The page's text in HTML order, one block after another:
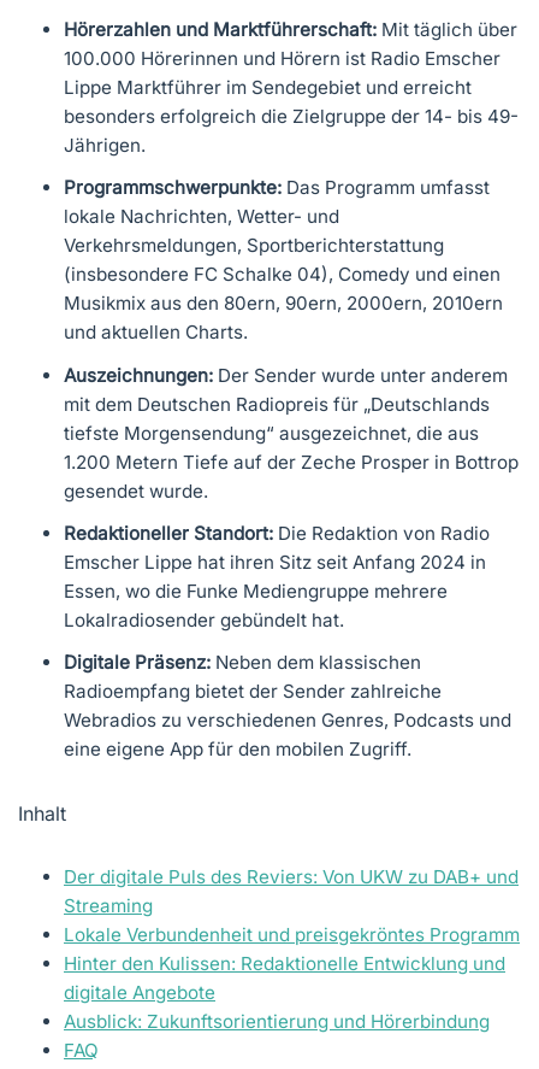
Hörerzahlen und Marktführerschaft: Mit täglich über
100.000 Hörerinnen und Hörern ist Radio Emscher
Lippe Marktführer im Sendegebiet und erreicht
besonders erfolgreich die Zielgruppe der 14- bis 49-
Jährigen.
Programmschwerpunkte: Das Programm umfasst
lokale Nachrichten, Wetter- und
Verkehrsmeldungen, Sportberichterstattung
(insbesondere FC Schalke 04), Comedy und einen
Musikmix aus den 80ern, 90ern, 2000ern, 2010ern
und aktuellen Charts.
Auszeichnungen: Der Sender wurde unter anderem
mit dem Deutschen Radiopreis für „Deutschlands
tiefste Morgensendung“ ausgezeichnet, die aus
1.200 Metern Tiefe auf der Zeche Prosper in Bottrop
gesendet wurde.
Redaktioneller Standort: Die Redaktion von Radio
Emscher Lippe hat ihren Sitz seit Anfang 2024 in
Essen, wo die Funke Mediengruppe mehrere
Lokalradiosender gebündelt hat.
Digitale Präsenz: Neben dem klassischen
Radioempfang bietet der Sender zahlreiche
Webradios zu verschiedenen Genres, Podcasts und
eine eigene App für den mobilen Zugriff.
Inhalt
Der digitale Puls des Reviers: Von UKW zu DAB+ und
Streaming
Lokale Verbundenheit und preisgekröntes Programm
Hinter den Kulissen: Redaktionelle Entwicklung und
digitale Angebote
Ausblick: Zukunftsorientierung und Hörerbindung
FAQ